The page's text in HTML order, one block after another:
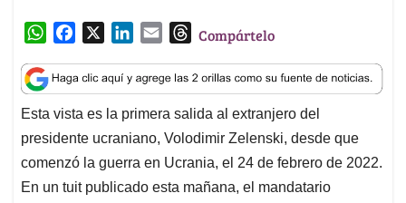
W
a
t
s
A
p
p
c
e
b
o
o
k
n
k
e
d
I
n
a
i
l
T
r
e
a
d
s
Compártelo
Esta vista es la primera salida al extranjero del
presidente ucraniano, Volodimir Zelenski, desde que
comenzó la guerra en Ucrania, el 24 de febrero de 2022.
En un tuit publicado esta mañana, el mandatario